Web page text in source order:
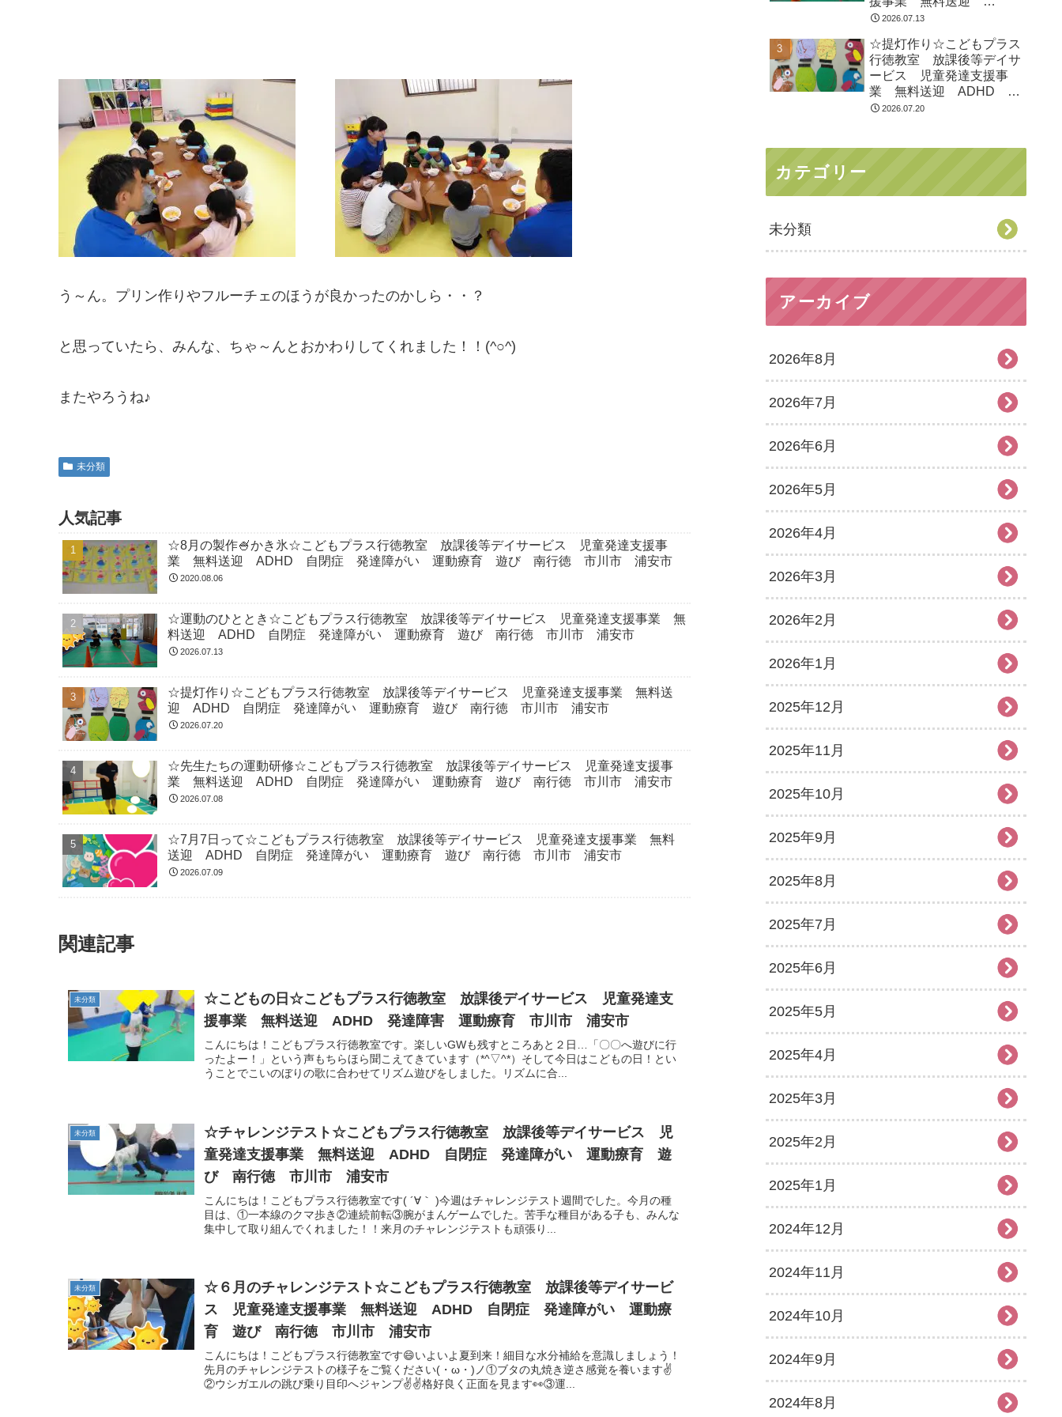
う～ん。プリン作りやフルーチェのほうが良かったのかしら・・？
と思っていたら、みんな、ちゃ～んとおかわりしてくれました！！(^○^)
またやろうね♪
未分類
人気記事
☆8月の製作🍧かき氷☆こどもプラス行徳教室 放課後等デイサービス 児童発達支援事
業 無料送迎 ADHD 自閉症 発達障がい 運動療育 遊び 南行徳 市川市 浦安市
2020.08.06
☆運動のひととき☆こどもプラス行徳教室 放課後等デイサービス 児童発達支援事業 無
料送迎 ADHD 自閉症 発達障がい 運動療育 遊び 南行徳 市川市 浦安市
2026.07.13
☆提灯作り☆こどもプラス行徳教室 放課後等デイサービス 児童発達支援事業 無料送
迎 ADHD 自閉症 発達障がい 運動療育 遊び 南行徳 市川市 浦安市
2026.07.20
☆先生たちの運動研修☆こどもプラス行徳教室 放課後等デイサービス 児童発達支援事
業 無料送迎 ADHD 自閉症 発達障がい 運動療育 遊び 南行徳 市川市 浦安市
2026.07.08
☆7月7日って☆こどもプラス行徳教室 放課後等デイサービス 児童発達支援事業 無料
送迎 ADHD 自閉症 発達障がい 運動療育 遊び 南行徳 市川市 浦安市
2026.07.09
関連記事
未分類
☆こどもの日☆こどもプラス行徳教室 放課後デイサービス 児童発達支
援事業 無料送迎 ADHD 発達障害 運動療育 市川市 浦安市
こんにちは！こどもプラス行徳教室です。楽しいGWも残すところあと２日…「〇〇へ遊びに行
ったよー！」という声もちらほら聞こえてきています（*^▽^*）そして今日はこどもの日！とい
うことでこいのぼりの歌に合わせてリズム遊びをしました。リズムに合...
未分類
☆チャレンジテスト☆こどもプラス行徳教室 放課後等デイサービス 児
童発達支援事業 無料送迎 ADHD 自閉症 発達障がい 運動療育 遊
び 南行徳 市川市 浦安市
こんにちは！こどもプラス行徳教室です( ´∀｀ )今週はチャレンジテスト週間でした。今月の種
目は、①一本線のクマ歩き②連続前転③腕がまんゲームでした。苦手な種目がある子も、みんな
集中して取り組んでくれました！！来月のチャレンジテストも頑張り...
未分類
☆６月のチャレンジテスト☆こどもプラス行徳教室 放課後等デイサービ
ス 児童発達支援事業 無料送迎 ADHD 自閉症 発達障がい 運動療
育 遊び 南行徳 市川市 浦安市
こんにちは！こどもプラス行徳教室です😄いよいよ夏到来！細目な水分補給を意識しましょう！
先月のチャレンジテストの様子をご覧ください(・ω・)ノ①ブタの丸焼き逆さ感覚を養います✌
②ウシガエルの跳び乗り目印へジャンプ✌✌格好良く正面を見ます👀③運...
ADHD 自閉症 発達障が
徳 市川市 浦安市
2026.07.13
☆提灯作り☆こどもプラス
行徳教室 放課後等デイサ
ービス 児童発達支援事
業 無料送迎 ADHD 自
閉症 発達障がい 運動療
2026.07.20
カテゴリー
未分類
アーカイブ
2026年8月
2026年7月
2026年6月
2026年5月
2026年4月
2026年3月
2026年2月
2026年1月
2025年12月
2025年11月
2025年10月
2025年9月
2025年8月
2025年7月
2025年6月
2025年5月
2025年4月
2025年3月
2025年2月
2025年1月
2024年12月
2024年11月
2024年10月
2024年9月
2024年8月